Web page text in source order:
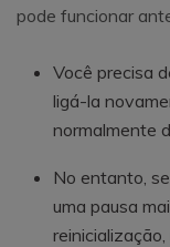
pode funcionar
Você precisa
ligá-la
normalmente
No entanto,
uma pausa